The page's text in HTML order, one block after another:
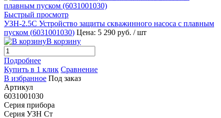
Быстрый просмотр
УЗН-2.5С Устройство защиты скважинного насоса с плавным
пуском (6031001030) Цена: 5 290 руб. / шт
В корзину
Подробнее
Купить в 1 клик Сравнение
В избранное Под заказ
Артикул
6031001030
Серия прибора
Серия УЗН Ст